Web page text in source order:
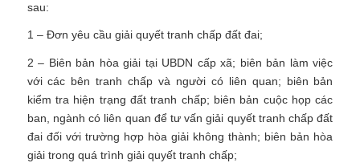
sau:
1 – Đơn yêu cầu giải quyết tranh chấp đất đai;
2 – Biên bản hòa giải tại UBDN cấp xã; biên bản làm việc
với các bên tranh chấp và người có liên quan; biên bản
kiểm tra hiện trạng đất tranh chấp; biên bản cuộc họp các
ban, ngành có liên quan để tư vấn giải quyết tranh chấp đất
đai đối với trường hợp hòa giải không thành; biên bản hòa
giải trong quá trình giải quyết tranh chấp;